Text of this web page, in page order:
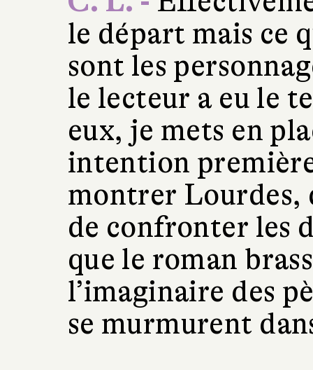
le départ mais ce
sont les
le lecteur a eu le
eux, je mets en
intention
montrer Lourdes,
de confronter les
que le roman
l’imaginaire des
se murmurent